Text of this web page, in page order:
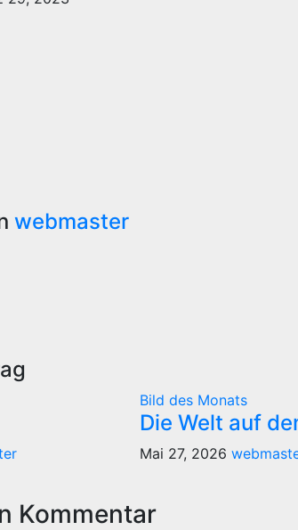
webmaster
Bild des Monats
Die Welt auf
Mai 27, 2026
Kommentar